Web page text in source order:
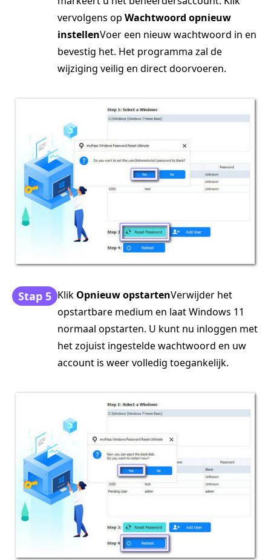
vervolgens op Wachtwoord opnieuw
instellenVoer een nieuw wachtwoord in en
bevestig het. Het programma zal de
wijziging veilig en direct doorvoeren.
Stap 5 Klik Opnieuw opstartenVerwijder het
opstartbare medium en laat Windows 11
normaal opstarten. U kunt nu inloggen met
het zojuist ingestelde wachtwoord en uw
account is weer volledig toegankelijk.